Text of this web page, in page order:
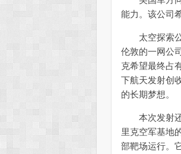
能力。该公司
太空探索公
伦敦的一网公
克希望最终占
下航天发射创
的长期梦想。
本次发射还
里克空军基地
部靶场运行。